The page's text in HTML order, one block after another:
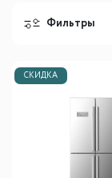
Фильтры
СКИДКА